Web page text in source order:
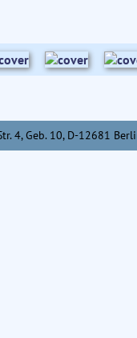
4, Geb. 10, D-12681